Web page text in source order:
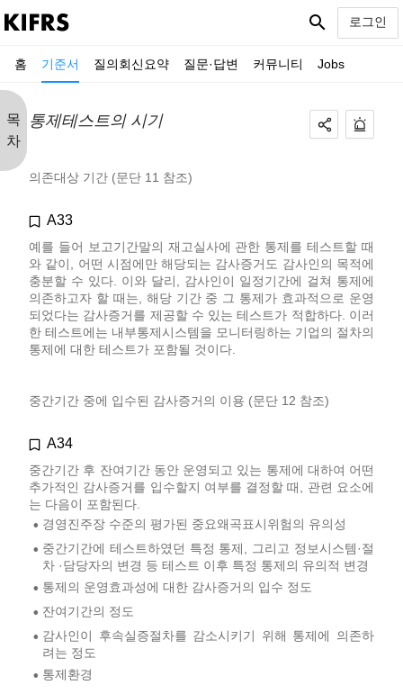
홈 기준서 질의회신요약 질문·답변 커뮤니티 Jobs
search 로그인
목
차
통제테스트의 시기
의존대상 기간 (문단 11 참조)
A33
예를 들어 보고기간말의 재고실사에 관한 통제를 테스트할 때
와 같이, 어떤 시점에만 해당되는 감사증거도 감사인의 목적에
충분할 수 있다. 이와 달리, 감사인이 일정기간에 걸쳐 통제에
의존하고자 할 때는, 해당 기간 중 그 통제가 효과적으로 운영
되었다는 감사증거를 제공할 수 있는 테스트가 적합하다. 이러
한 테스트에는 내부통제시스템을 모니터링하는 기업의 절차의
통제에 대한 테스트가 포함될 것이다.
중간기간 중에 입수된 감사증거의 이용 (문단 12 참조)
A34
중간기간 후 잔여기간 동안 운영되고 있는 통제에 대하여 어떤
추가적인 감사증거를 입수할지 여부를 결정할 때, 관련 요소에
는 다음이 포함된다.
• 경영진주장 수준의 평가된 중요왜곡표시위험의 유의성
• 중간기간에 테스트하였던 특정 통제, 그리고 정보시스템·절
차 ·담당자의 변경 등 테스트 이후 특정 통제의 유의적 변경
• 통제의 운영효과성에 대한 감사증거의 입수 정도
• 잔여기간의 정도
• 감사인이 후속실증절차를 감소시키기 위해 통제에 의존하
려는 정도
• 통제환경